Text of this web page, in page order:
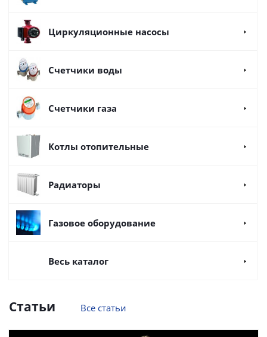
Циркуляционные насосы
Счетчики воды
Счетчики газа
Котлы отопительные
Радиаторы
Газовое оборудование
Весь каталог
Статьи Все статьи